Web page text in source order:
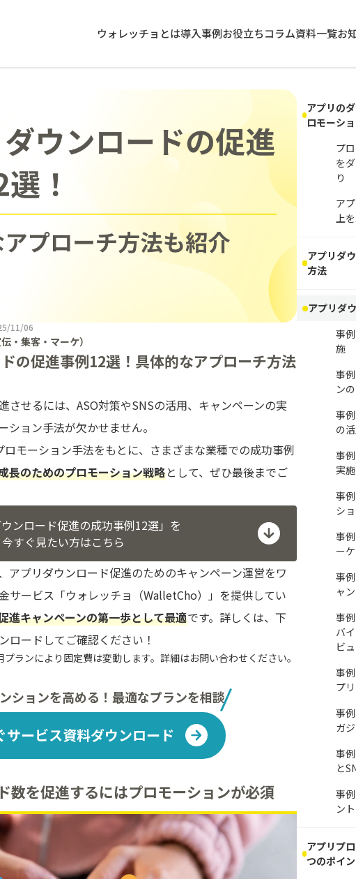
ウォレッチョとは導入事例お役立ちコラム資料一覧お
アプリの
ロモーシ
プ
を
り
ア
上
アプリダ
方法
アプリダ
事
施
事
ン
事
の
事
実
事
シ
事
ー
事
ャ
事
バ
ビ
事
プ
事
ガ
事
と
事
ン
アプリプ
つのポイ
の促進事例12選！具体的なアプローチ方法
11/06
・集客・マーケ）
させるには、ASO対策やSNSの活用、キャンペーンの実
ョン手法が欠かせません。
モーション手法をもとに、さまざまな業種での成功事例
長のためのプロモーション戦略として、ぜひ最後までご
ウンロード促進の成功事例12選」を
今すぐ見たい方はこちら
アプリダウンロード促進のためのキャンペーン運営をワ
サービス「ウォレッチョ（WalletCho）」を提供してい
進キャンペーンの第一歩として最適です。詳しくは、下
ロードしてご確認ください！
ランにより固定費は変動します。詳細はお問い合わせください。
ションを高める！最適なプランを相談
サービス資料ダウンロード
数を促進するにはプロモーションが必須